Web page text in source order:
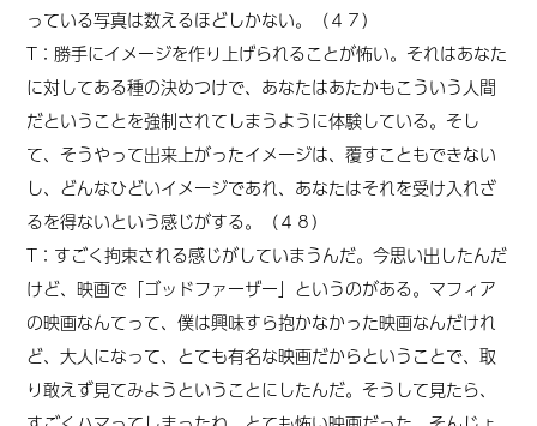
っている写真は数えるほどしかない。（４７）
T：勝手にイメージを作り上げられることが怖い。それはあなた
に対してある種の決めつけで、あなたはあたかもこういう人間
だということを強制されてしまうように体験している。そし
て、そうやって出来上がったイメージは、覆すこともできない
し、どんなひどいイメージであれ、あなたはそれを受け入れざ
るを得ないという感じがする。（４８）
T：すごく拘束される感じがしていまうんだ。今思い出したんだ
けど、映画で「ゴッドファーザー」というのがある。マフィア
の映画なんてって、僕は興味すら抱かなかった映画なんだけれ
ど、大人になって、とても有名な映画だからということで、取
り敢えず見てみようということにしたんだ。そうして見たら、